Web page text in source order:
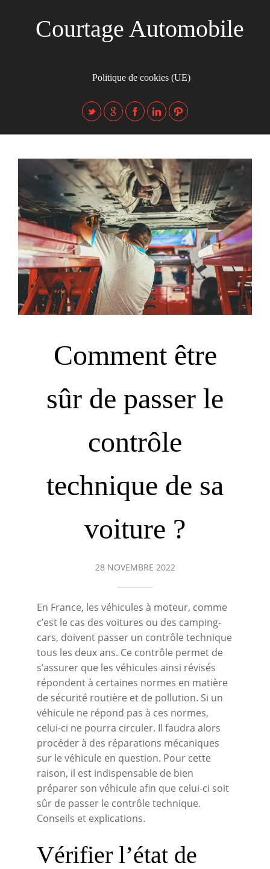
Courtage Automobile
Politique de cookies (UE)
Comment être
sûr de passer le
contrôle
technique de sa
voiture ?
28 NOVEMBRE 2022
En France, les véhicules à moteur, comme
c’est le cas des voitures ou des camping-
cars, doivent passer un contrôle technique
tous les deux ans. Ce contrôle permet de
s’assurer que les véhicules ainsi révisés
répondent à certaines normes en matière
de sécurité routière et de pollution. Si un
véhicule ne répond pas à ces normes,
celui-ci ne pourra circuler. Il faudra alors
procéder à des réparations mécaniques
sur le véhicule en question. Pour cette
raison, il est indispensable de bien
préparer son véhicule afin que celui-ci soit
sûr de passer le contrôle technique.
Conseils et explications.
Vérifier l’état de